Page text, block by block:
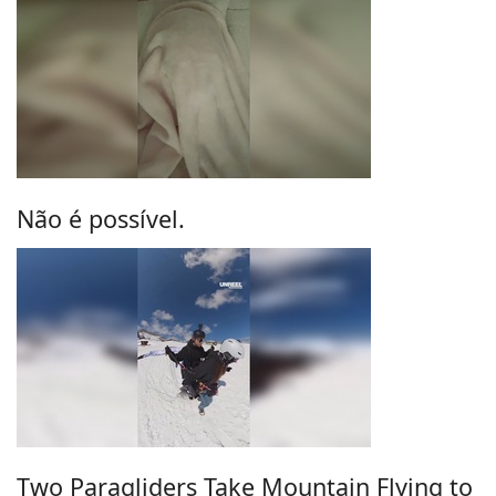
Não é possível.
Two Paragliders Take Mountain Flying to